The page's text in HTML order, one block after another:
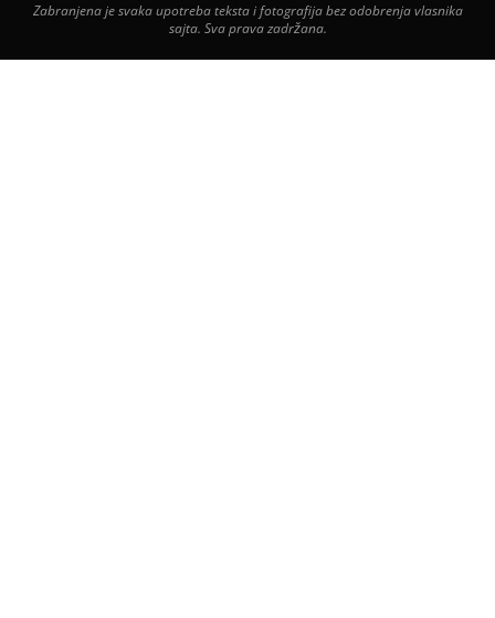
Zabranjena je svaka upotreba teksta i fotografija bez odobrenja vlasnika
sajta. Sva prava zadržana.